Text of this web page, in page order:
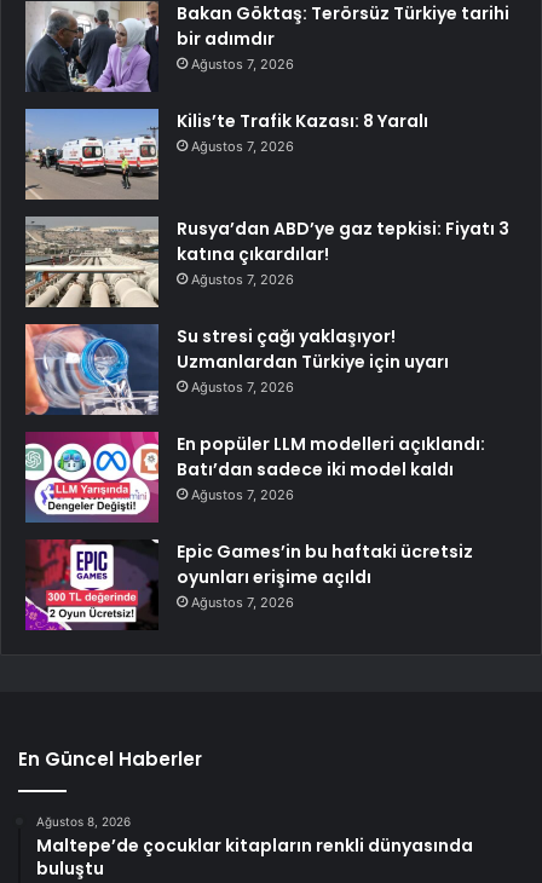
Bakan Göktaş: Terörsüz Türkiye tarihi
bir adımdır
Ağustos 7, 2026
Kilis’te Trafik Kazası: 8 Yaralı
Ağustos 7, 2026
Rusya’dan ABD’ye gaz tepkisi: Fiyatı 3
katına çıkardılar!
Ağustos 7, 2026
Su stresi çağı yaklaşıyor!
Uzmanlardan Türkiye için uyarı
Ağustos 7, 2026
En popüler LLM modelleri açıklandı:
Batı’dan sadece iki model kaldı
Ağustos 7, 2026
Epic Games’in bu haftaki ücretsiz
oyunları erişime açıldı
Ağustos 7, 2026
En Güncel Haberler
Ağustos 8, 2026
Maltepe’de çocuklar kitapların renkli dünyasında
buluştu